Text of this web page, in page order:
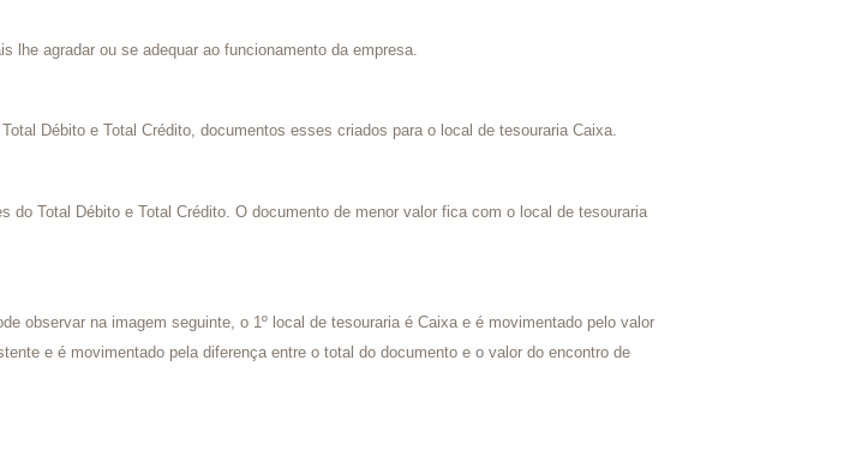
lhe agradar ou se adequar ao funcionamento da empresa.
Débito e Total Crédito, documentos esses criados para o local de tesouraria Caixa.
Total Débito e Total Crédito. O documento de menor valor fica com o local de tesouraria
observar na imagem seguinte, o 1º local de tesouraria é Caixa e é movimentado pelo valor
e é movimentado pela diferença entre o total do documento e o valor do encontro de